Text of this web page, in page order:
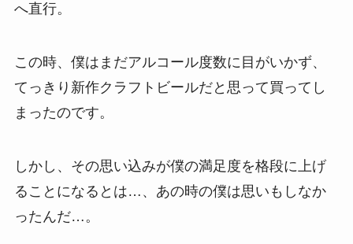
へ直行。
この時、僕はまだアルコール度数に目がいかず、
てっきり新作クラフトビールだと思って買ってし
まったのです。
しかし、その思い込みが僕の満足度を格段に上げ
ることになるとは…、あの時の僕は思いもしなか
ったんだ…。